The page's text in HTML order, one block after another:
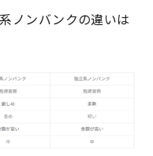
ノンバンクの違いは